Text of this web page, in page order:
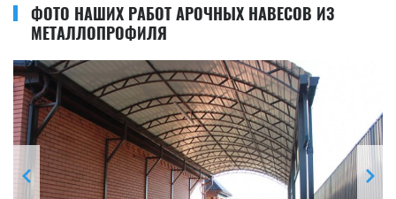
ФОТО НАШИХ РАБОТ АРОЧНЫХ НАВЕСОВ ИЗ
МЕТАЛЛОПРОФИЛЯ